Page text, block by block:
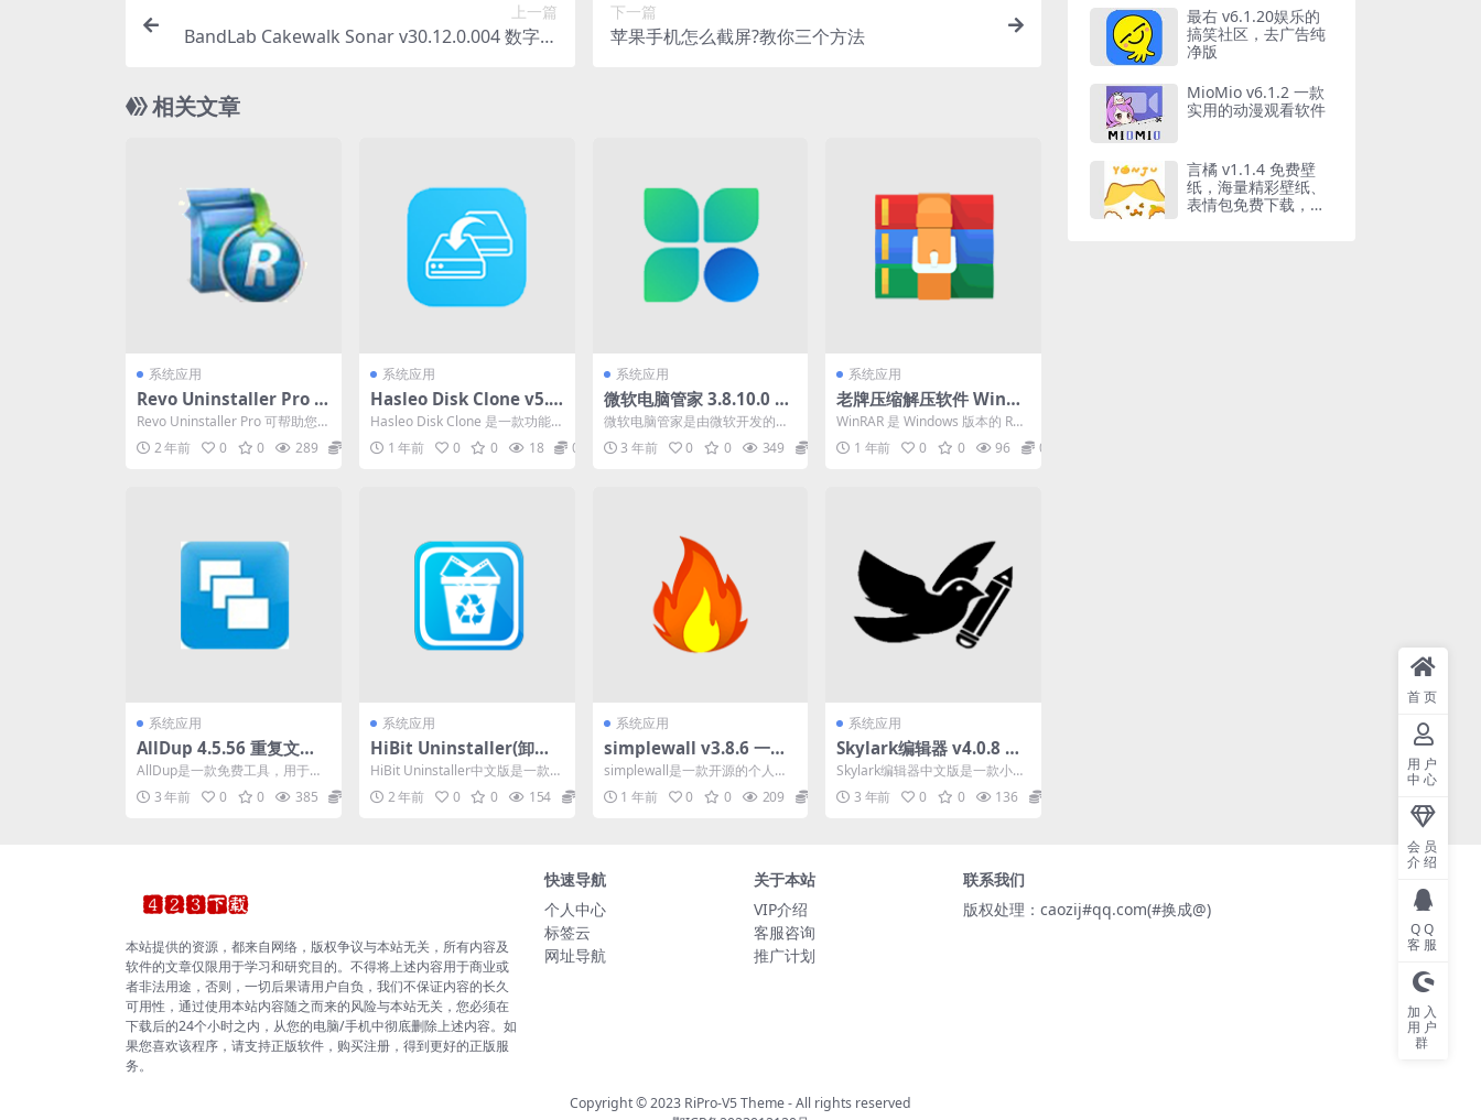
上一篇
BandLab Cakewalk Sonar v30.12.0.004 数字音
下一篇
苹果手机怎么截屏?教你三个方法
相关文章
系统应用
Revo Uninstaller Pro 5.
2.6应用程序卸载工具
Revo Uninstaller Pro 可帮助您
轻松卸载软件和删除不需要的程
序...2 年前 0 0 289
系统应用
Hasleo Disk Clone v5.0.
0.2 磁盘克隆工具中文绿
色便携版
Hasleo Disk Clone 是一款功能
强大且用户友好的磁盘克隆工
具，它提...
1 年前 0 0 18 0
系统应用
微软电脑管家 3.8.10.0 Be
ta 一款全面的电脑安全和
系统优化工具
微软电脑管家是由微软开发的一
款全面的电脑安全和系统优化工
具。它提供了多种功能，包...
3 年前 0 0 349
系统应用
老牌压缩解压软件 WinRA
R v7.10 中文版
WinRAR 是 Windows 版本的 RAR
压缩文件管理器 - 一个允许您...
1 年前 0 0 96 0
系统应用
AllDup 4.5.56 重复文件
查找工具便携版
AllDup是一款免费工具，用于搜
索和删除计算机上的文件副本。
快速搜索算法可以找...
3 年前 0 0 385
系统应用
HiBit Uninstaller(卸载
工具)v3.2.50 中文便携式
版
HiBit Uninstaller中文版是一款免
费小巧强大的软件卸载工具,HI
B...2 年前 0 0 154
系统应用
simplewall v3.8.6 一款
开源的个人防火墙软件便
携版
simplewall是一款开源的个人防
火墙软件，旨在为用户提供简单
而有效的网络安...
1 年前 0 0 209
系统应用
Skylark编辑器 v4.0.8 小
巧开源的文本编辑器，中
文绿色版
Skylark编辑器中文版是一款小巧
开源的文本,源代码,二进制编辑
器.Skyla...
3 年前 0 0 136
最右 v6.1.20娱乐的
搞笑社区，去广告纯
净版
MioMio v6.1.2 一款
实用的动漫观看软件
言橘 v1.1.4 免费壁
纸，海量精彩壁纸、
表情包免费下载，解
本站提供的资源，都来自网络，版权争议与本站无关，所有内容及
软件的文章仅限用于学习和研究目的。不得将上述内容用于商业或
者非法用途，否则，一切后果请用户自负，我们不保证内容的长久
可用性，通过使用本站内容随之而来的风险与本站无关，您必须在
下载后的24个小时之内，从您的电脑/手机中彻底删除上述内容。如
果您喜欢该程序，请支持正版软件，购买注册，得到更好的正版服
务。
快速导航
个人中心
标签云
网址导航
关于本站
VIP介绍
客服咨询
推广计划
联系我们
版权处理：caozij#qq.com(#换成@)
Copyright © 2023 RiPro-V5 Theme- All rights reserved
首页
用户
中心
会员
介绍
QQ
客服
加入
用户
群